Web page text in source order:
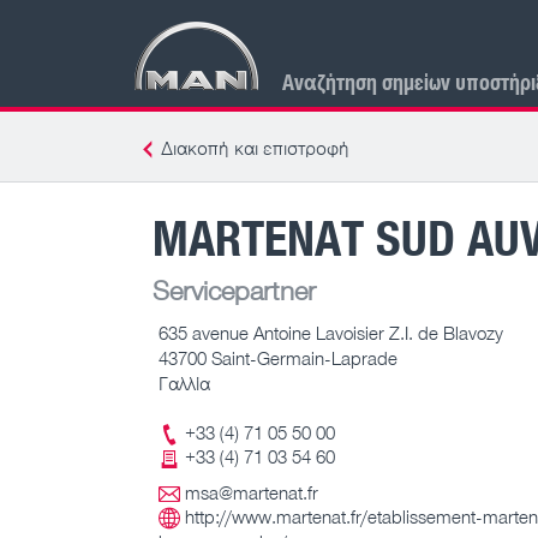
Αναζήτηση σημείων
Διακοπή και επιστροφή
MARTENAT SUD
Servicepartner
635 avenue Antoine Lavoisier Z.I. de Blavozy
43700 Saint-Germain-Laprade
Γαλλία
+33 (4) 71 05 50 00
+33 (4) 71 03 54 60
msa@martenat.fr
http://www.martenat.fr/etablissement-